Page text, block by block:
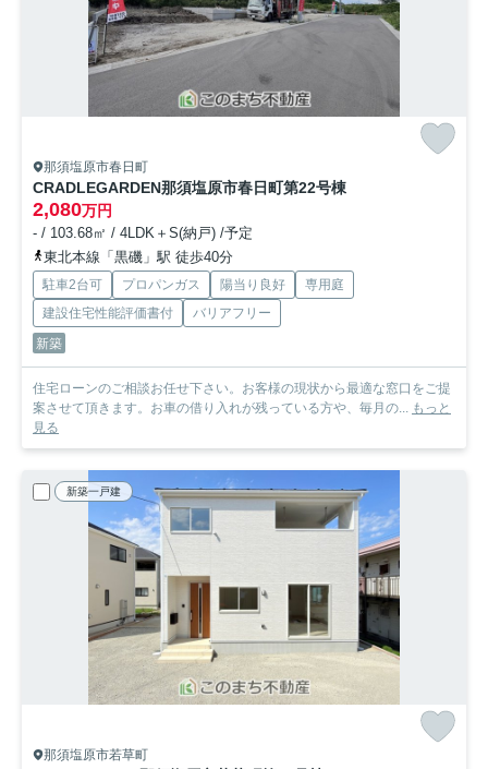
那須塩原市春日町
CRADLEGARDEN那須塩原市春日町第22号棟
2,080万円
- / 103.68㎡ / 4LDK＋S(納戸) /予定
東北本線「黒磯」駅 徒歩40分
駐車2台可 プロパンガス 陽当り良好
専用庭
建設住宅性能評価書付
バリアフリー
新築
住宅ローンのご相談お任せ下さい。お客様の現状から最適な窓口をご提
案させて頂きます。お車の借り入れが残っている方や、毎月の... もっと
見る
新築一戸建
那須塩原市若草町